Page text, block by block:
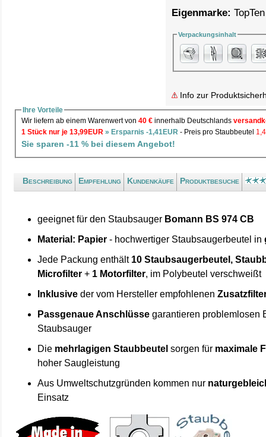
Eigenmarke: TopTen
Verpackungsinhalt
Info zur
Ihre Vorteile
Wir liefern ab einem Warenwert von40 € innerhalb Deutschlands
1 Stück nur je 13,99EUR » Ersparnis -1,41EUR - Preis pro Staubbeutel
Sie sparen -11 % bei diesem Angebot!
Beschreibung Empfehlung Kundenkäufe Produktbesuche
geeignet für den Staubsauger Bomann BS 974 CB
Material: Papier - hochwertiger Staubsaugerbeutel in
Jede Packung enthält 10 Staubsaugerbeutel,
Microfilter + 1 Motorfilter, im Polybeutel verschweißt
Inklusive der vom Hersteller empfohlenen
Passgenaue Anschlüsse garantieren problemlosen
Staubsauger
Die mehrlagigen Staubbeutel sorgen für maximale
hoher Saugleistung
Aus Umweltschutzgründen kommen nur
Einsatz